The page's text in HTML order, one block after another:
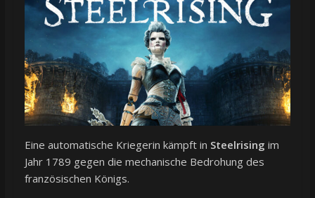
Eine automatische Kriegerin kämpft in Steelrising im
Jahr 1789 gegen die mechanische Bedrohung des
französischen Königs.